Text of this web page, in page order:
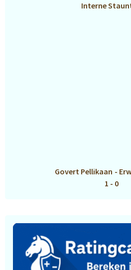
Interne
Govert Pellikaan -
1 - 0